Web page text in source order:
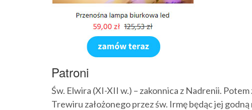
Patroni
Św. Elwira (XI-XII w.) – zakonnica z Nadrenii.
Trewiru założonego przez św. Irmę będąc jej